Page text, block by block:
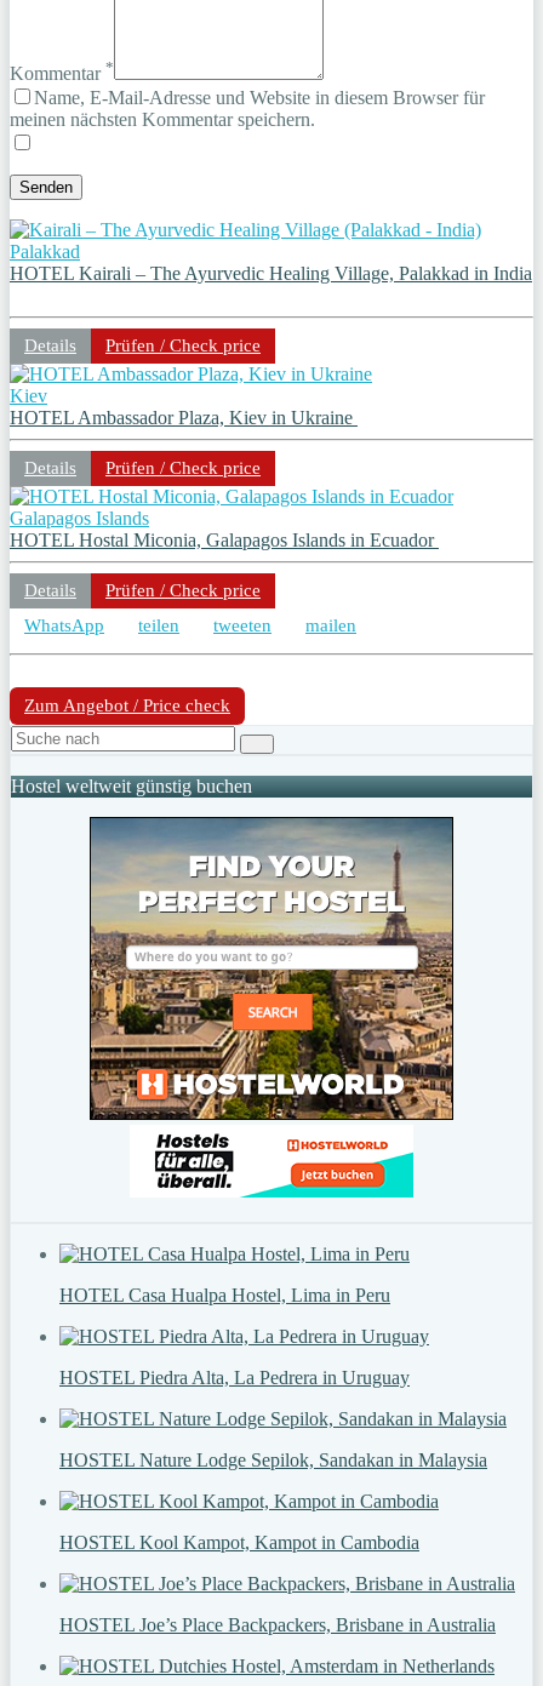
Kommentar *
Name, E-Mail-Adresse und Website in diesem Browser für
meinen nächsten Kommentar speichern.
Palakkad
HOTEL Kairali – The Ayurvedic Healing Village, Palakkad in India
Details Prüfen / Check price
Kiev
HOTEL Ambassador Plaza, Kiev in Ukraine
Details Prüfen / Check price
Galapagos Islands
HOTEL Hostal Miconia, Galapagos Islands in Ecuador
Details
Prüfen / Check price
WhatsApp
teilen tweeten mailen
Zum Angebot / Price check
Hostel weltweit günstig buchen
HOTEL Casa Hualpa Hostel, Lima in Peru
HOSTEL Piedra Alta, La Pedrera in Uruguay
HOSTEL Nature Lodge Sepilok, Sandakan in Malaysia
HOSTEL Kool Kampot, Kampot in Cambodia
HOSTEL Joe’s Place Backpackers, Brisbane in Australia